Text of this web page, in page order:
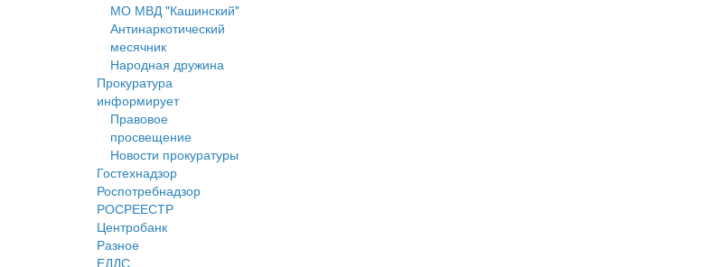
МО МВД "Кашинский"
Антинаркотический
месячник
Народная дружина
Прокуратура
информирует
Правовое
просвещение
Новости прокуратуры
Гостехнадзор
Роспотребнадзор
РОСРЕЕСТР
Центробанк
Разное
ЕДДС